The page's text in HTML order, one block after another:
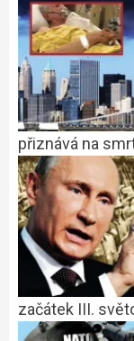
přiznává na
začátek III.